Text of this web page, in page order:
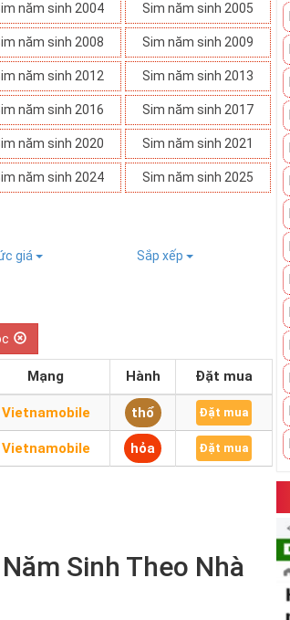
năm sinh 2004 Sim năm sinh 2005
năm sinh 2008 Sim năm sinh 2009
năm sinh 2012 Sim năm sinh 2013
năm sinh 2016 Sim năm sinh 2017
năm sinh 2020 Sim năm sinh 2021
năm sinh 2024 Sim năm sinh 2025
giá Sắp xếp
Mạng Hành Đặt mua
Vietnamobile thổ Đặt mua
Vietnamobile hỏa Đặt mua
Sinh Theo Nhà